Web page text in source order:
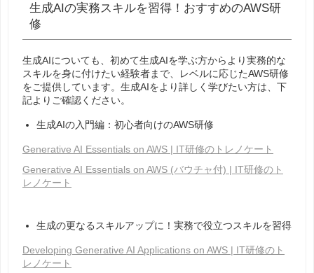
生成AIの実務スキルを習得！おすすめのAWS研
修
生成AIについても、初めて生成AIを学ぶ方からより実務的な
スキルを身に付けたい経験者まで、レベルに応じたAWS研修
をご提供しています。生成AIをより詳しく学びたい方は、下
記よりご確認ください。
生成AIの入門編：初心者向けのAWS研修
Generative AI Essentials on AWS | IT研修のトレノケート
Generative AI Essentials on AWS (バウチャ付) | IT研修のト
レノケート
生成の更なるスキルアップに！実務で役立つスキルを習得
Developing Generative AI Applications on AWS | IT研修のト
レノケート